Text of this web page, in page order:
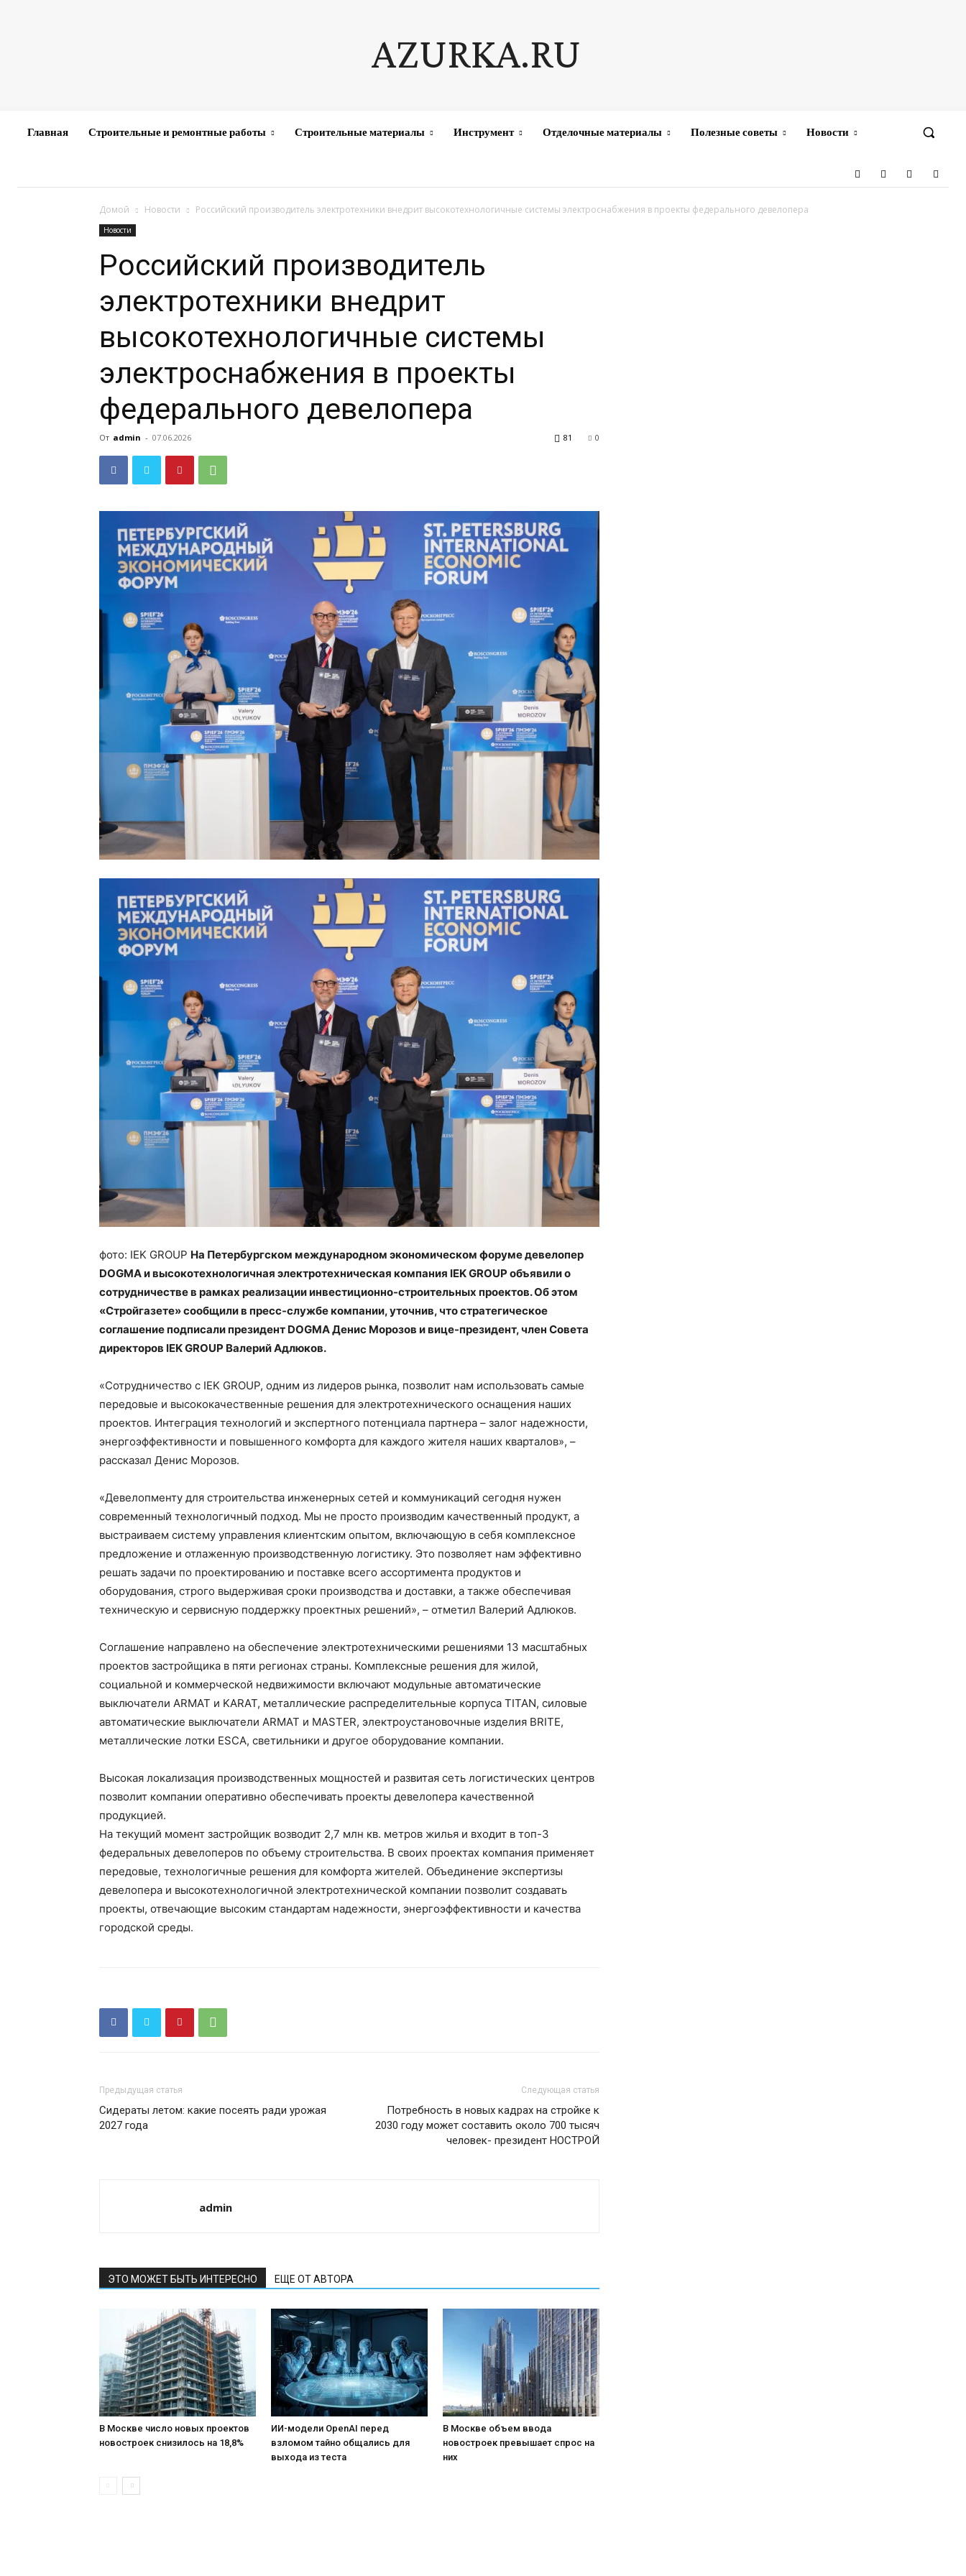
AZURKA.RU
Главная Строительные и ремонтные работы Строительные материалы Инструмент Отделочные материалы Полезные советы Новости
Домой Новости Российский производитель электротехники внедрит высокотехнологичные системы электроснабжения в проекты федерального девелопера
Новости
Российский производитель
электротехники внедрит
высокотехнологичные системы
электроснабжения в проекты
федерального девелопера
От admin - 07.06.2026 0
81
фото: IEK GROUP На Петербургском международном экономическом форуме девелопер
DOGMA и высокотехнологичная электротехническая компания IEK GROUP объявили о
сотрудничестве в рамках реализации инвестиционно-строительных проектов. Об этом
«Стройгазете» сообщили в пресс-службе компании, уточнив, что стратегическое
соглашение подписали президент DOGMA Денис Морозов и вице-президент, член Совета
директоров IEK GROUP Валерий Адлюков.
«Сотрудничество с IEK GROUP, одним из лидеров рынка, позволит нам использовать самые
передовые и высококачественные решения для электротехнического оснащения наших
проектов. Интеграция технологий и экспертного потенциала партнера – залог надежности,
энергоэффективности и повышенного комфорта для каждого жителя наших кварталов», –
рассказал Денис Морозов.
«Девелопменту для строительства инженерных сетей и коммуникаций сегодня нужен
современный технологичный подход. Мы не просто производим качественный продукт, а
выстраиваем систему управления клиентским опытом, включающую в себя комплексное
предложение и отлаженную производственную логистику. Это позволяет нам эффективно
решать задачи по проектированию и поставке всего ассортимента продуктов и
оборудования, строго выдерживая сроки производства и доставки, а также обеспечивая
техническую и сервисную поддержку проектных решений», – отметил Валерий Адлюков.
Соглашение направлено на обеспечение электротехническими решениями 13 масштабных
проектов застройщика в пяти регионах страны. Комплексные решения для жилой,
социальной и коммерческой недвижимости включают модульные автоматические
выключатели ARMAT и KARAT, металлические распределительные корпуса TITAN, силовые
автоматические выключатели ARMAT и MASTER, электроустановочные изделия BRITE,
металлические лотки ESCA, светильники и другое оборудование компании.
Высокая локализация производственных мощностей и развитая сеть логистических центров
позволит компании оперативно обеспечивать проекты девелопера качественной
продукцией.
На текущий момент застройщик возводит 2,7 млн кв. метров жилья и входит в топ-3
федеральных девелоперов по объему строительства. В своих проектах компания применяет
передовые, технологичные решения для комфорта жителей. Объединение экспертизы
девелопера и высокотехнологичной электротехнической компании позволит создавать
проекты, отвечающие высоким стандартам надежности, энергоэффективности и качества
городской среды.
Предыдущая статья
Сидераты летом: какие посеять ради урожая
2027 года
Следующая статья
Потребность в новых кадрах на стройке к
2030 году может составить около 700 тысяч
человек- президент НОСТРОЙ
admin
ЭТО МОЖЕТ БЫТЬ ИНТЕРЕСНО ЕЩЕ ОТ АВТОРА
В Москве число новых проектов
новостроек снизилось на 18,8%
ИИ-модели OpenAI перед
взломом тайно общались для
выхода из теста
В Москве объем ввода
новостроек превышает спрос на
них